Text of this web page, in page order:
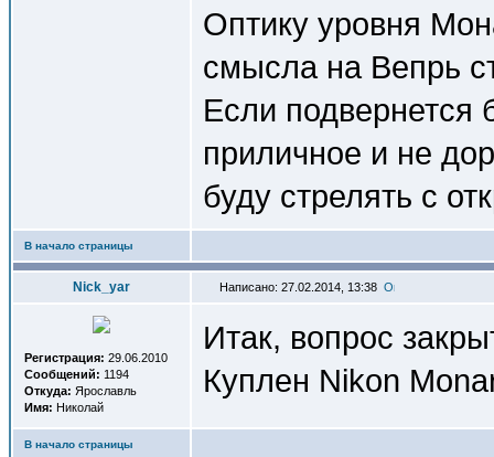
Оптику уровня
смысла на Вепрь
Если подвернется
приличное и не
буду стрелять с
В начало страницы
Nick_yar Написано: 27.02.2014, 13:38
Регистрация: 29.06.2010
Сообщений: 1194
Откуда: Ярославль
Имя: Николай
Итак, вопрос
Куплен Nikon
В начало страницы